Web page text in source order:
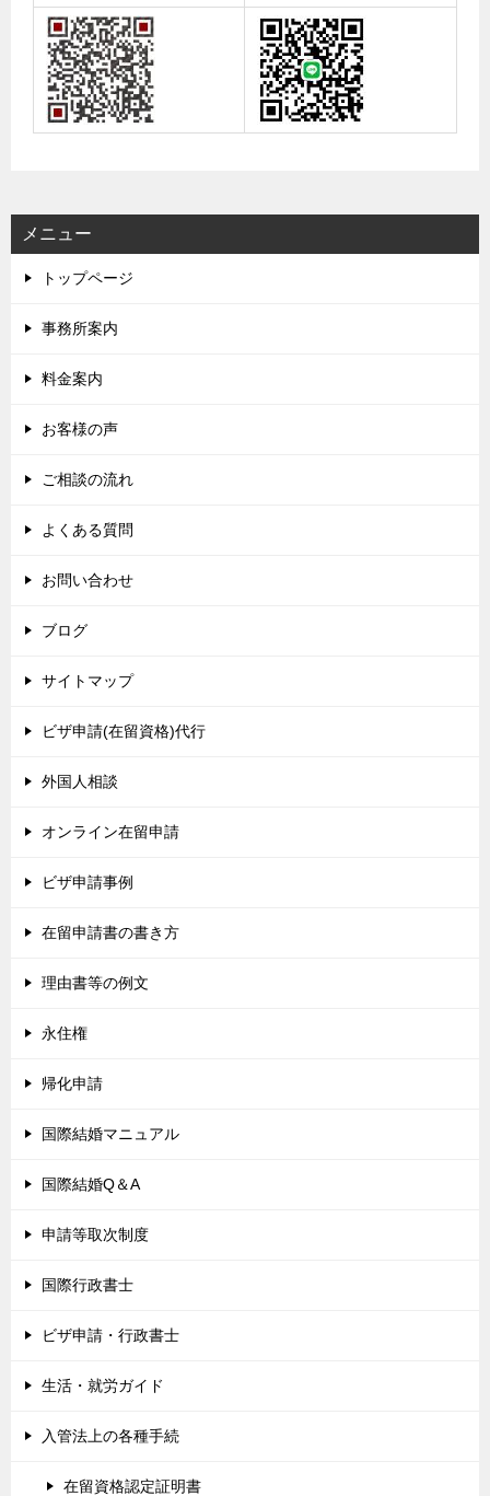
メニュー
トップページ
事務所案内
料金案内
お客様の声
ご相談の流れ
よくある質問
お問い合わせ
ブログ
サイトマップ
ビザ申請(在留資格)代行
外国人相談
オンライン在留申請
ビザ申請事例
在留申請書の書き方
理由書等の例文
永住権
帰化申請
国際結婚マニュアル
国際結婚Q＆A
申請等取次制度
国際行政書士
ビザ申請・行政書士
生活・就労ガイド
入管法上の各種手続
在留資格認定証明書